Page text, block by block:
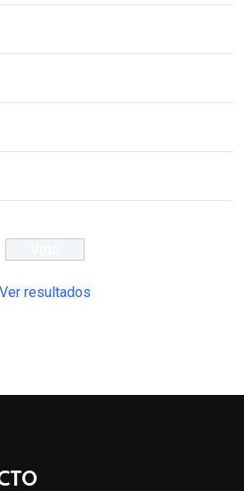
Ver resultados